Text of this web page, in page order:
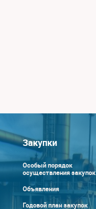
Закупки
Особый порядок
осуществления закупок
Объявления
Годовой план закупок